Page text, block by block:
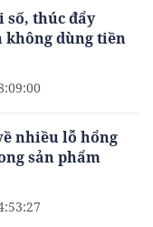
số, thúc đẩy
không dùng tiền
nhiều lỗ hổng
sản phẩm